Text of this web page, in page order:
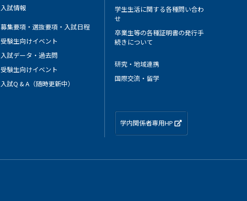
入試情報
募集要項・選抜要項・入試日程
受験生向けイベント
入試データ・過去問
受験生向けイベント
入試Q & A（随時更新中）
学生生活に関する各種問い合わ
せ
卒業生等の各種証明書の発行手
続きについて
研究・地域連携
国際交流・留学
学内関係者専用HP